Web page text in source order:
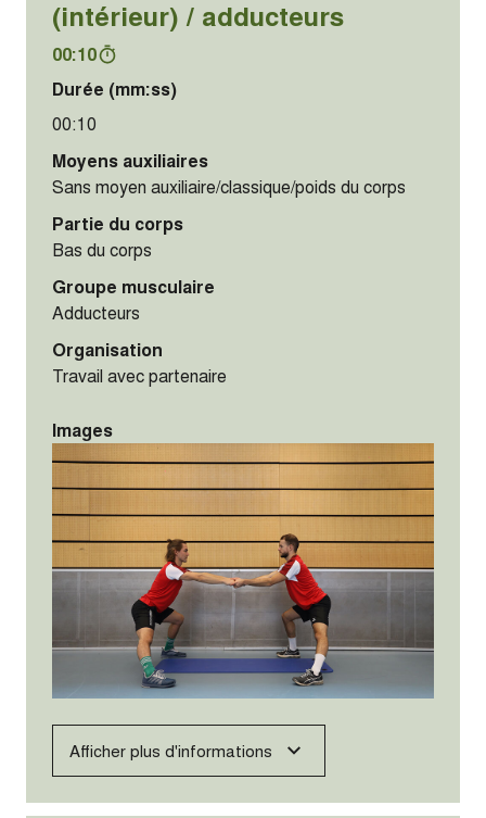
(intérieur) / adducteurs
00:10
Durée (mm:ss)
00:10
Moyens auxiliaires
Sans moyen auxiliaire/classique/poids du corps
Partie du corps
Bas du corps
Groupe musculaire
Adducteurs
Organisation
Travail avec partenaire
Images
Afficher plus d'informations